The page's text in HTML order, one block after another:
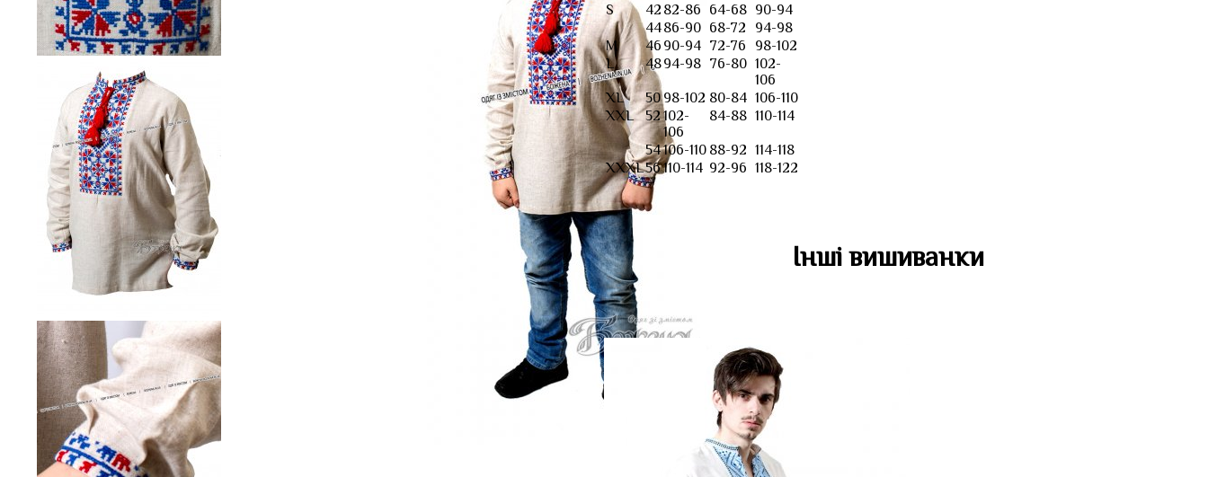
S
42 82-86 64-68 90-94
4486-90 68-72
94-98
M
46 90-94 72-76
98-102
L
4894-98 76-80 102-
106
XL
50 98-102 80-84 106-110
XXL
52102-
106
84-88 110-114
54106-110 88-92 114-118
XXXL56110-114 92-96 118-122
Інші вишиванки